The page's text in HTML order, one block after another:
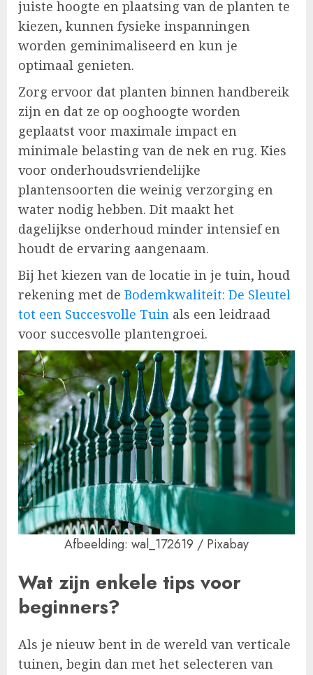
juiste hoogte en plaatsing van de planten te
kiezen, kunnen fysieke inspanningen
worden geminimaliseerd en kun je
optimaal genieten.
Zorg ervoor dat planten binnen handbereik
zijn en dat ze op ooghoogte worden
geplaatst voor maximale impact en
minimale belasting van de nek en rug. Kies
voor onderhoudsvriendelijke
plantensoorten die weinig verzorging en
water nodig hebben. Dit maakt het
dagelijkse onderhoud minder intensief en
houdt de ervaring aangenaam.
Bij het kiezen van de locatie in je tuin, houd
rekening met de Bodemkwaliteit: De Sleutel
tot een Succesvolle Tuin als een leidraad
voor succesvolle plantengroei.
Afbeelding: wal_172619 / Pixabay
Wat zijn enkele tips voor
beginners?
Als je nieuw bent in de wereld van verticale
tuinen, begin dan met het selecteren van